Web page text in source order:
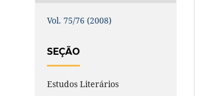
Vol. 75/76 (2008)
SEÇÃO
Estudos Literários